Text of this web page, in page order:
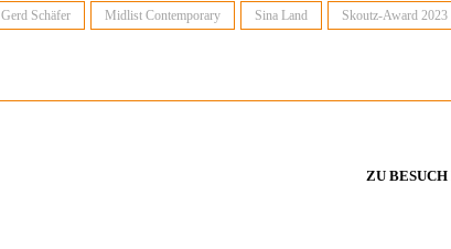
Gerd Schäfer Midlist Contemporary Sina Land Skoutz-Award 2023
ZU